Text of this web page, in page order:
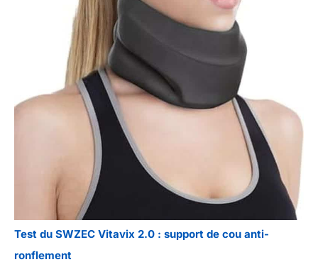
Test du SWZEC Vitavix 2.0 : support de cou anti-
ronflement